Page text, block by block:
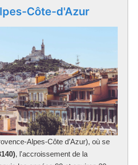
Côte-d'Azur
Alpes-Côte d’Azur), où se
, l'accroissement de la